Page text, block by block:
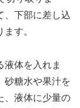
、下部に差し込
す。
液体を入れま
砂糖水や果汁を
、液体に少量の